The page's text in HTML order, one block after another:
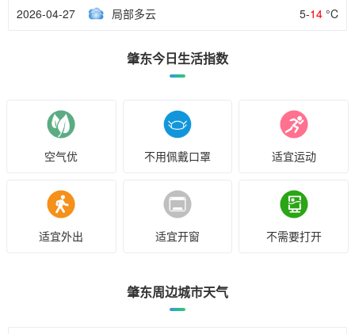
2026-04-27 局部多云 5-14 °C
肇东今日生活指数
空气优 不用佩戴口罩 适宜运动
适宜外出 适宜开窗 不需要打开
肇东周边城市天气